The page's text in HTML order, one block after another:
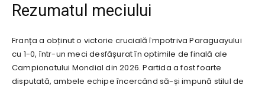
Rezumatul meciului
Franța a obținut o victorie crucială împotriva Paraguayului
cu 1-0, într-un meci desfășurat în optimile de finală ale
Campionatului Mondial din 2026. Partida a fost foarte
disputată, ambele echipe încercând să-și impună stilul de